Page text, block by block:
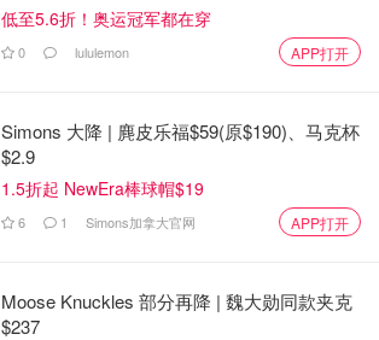
低至5.6折！奥运冠军都在穿
0 lululemon APP打开
Simons 大降 | 麂皮乐福$59(原$190)、马克杯
$2.9
1.5折起 NewEra棒球帽$19
6 1 Simons加拿大官网 APP打开
Moose Knuckles 部分再降 | 魏大勋同款夹克
$237